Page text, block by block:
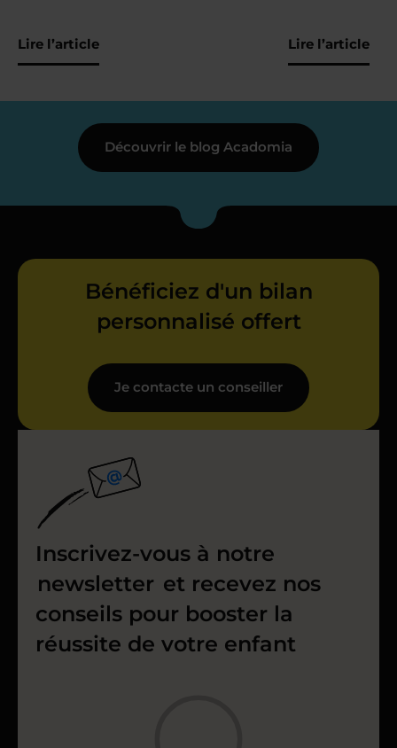
Lire l’article Lire l’article
Découvrir le blog Acadomia
Bénéficiez d'un bilan
personnalisé offert
Je contacte un conseiller
Inscrivez-vous à notre
newsletter et recevez nos
conseils pour booster la
réussite de votre enfant